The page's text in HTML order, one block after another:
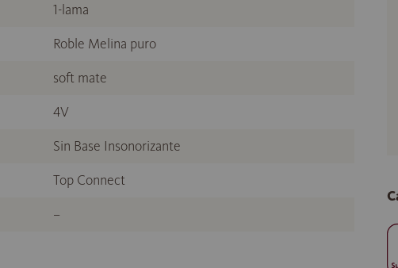
1-lama
Roble Melina puro
soft mate
4V
Sin Base Insonorizante
Top Connect
–